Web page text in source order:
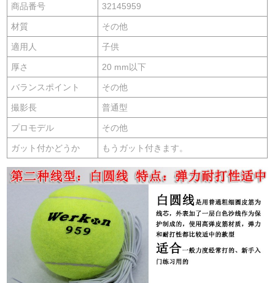
商品番号 32145959
材質 その他
適用人 子供
厚さ 20 mm以下
バランスポイント その他
撮影長 普通型
プロモデル その他
ガット付かどうか もうガット付きます。